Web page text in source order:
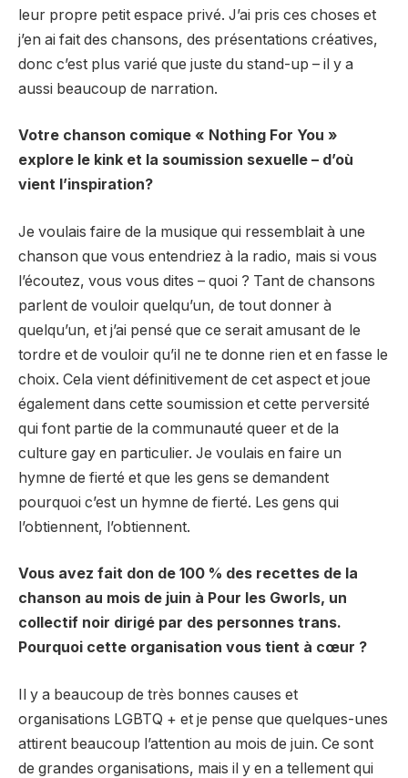
leur propre petit espace privé. J’ai pris ces choses et
j’en ai fait des chansons, des présentations créatives,
donc c’est plus varié que juste du stand-up – il y a
aussi beaucoup de narration.
Votre chanson comique « Nothing For You »
explore le kink et la soumission sexuelle – d’où
vient l’inspiration?
Je voulais faire de la musique qui ressemblait à une
chanson que vous entendriez à la radio, mais si vous
l’écoutez, vous vous dites – quoi ? Tant de chansons
parlent de vouloir quelqu’un, de tout donner à
quelqu’un, et j’ai pensé que ce serait amusant de le
tordre et de vouloir qu’il ne te donne rien et en fasse le
choix. Cela vient définitivement de cet aspect et joue
également dans cette soumission et cette perversité
qui font partie de la communauté queer et de la
culture gay en particulier. Je voulais en faire un
hymne de fierté et que les gens se demandent
pourquoi c’est un hymne de fierté. Les gens qui
l’obtiennent, l’obtiennent.
Vous avez fait don de 100 % des recettes de la
chanson au mois de juin à Pour les Gworls, un
collectif noir dirigé par des personnes trans.
Pourquoi cette organisation vous tient à cœur ?
Il y a beaucoup de très bonnes causes et
organisations LGBTQ + et je pense que quelques-unes
attirent beaucoup l’attention au mois de juin. Ce sont
de grandes organisations, mais il y en a tellement qui